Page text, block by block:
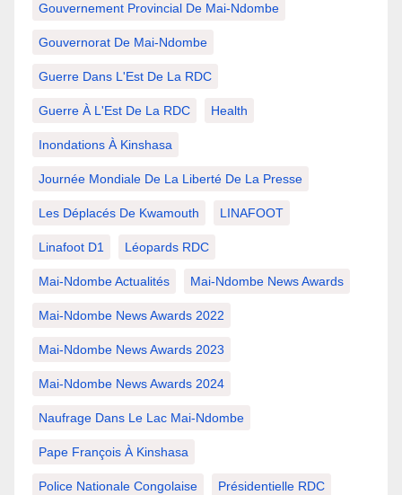
Gouvernement Provincial De Mai-Ndombe
Gouvernorat De Mai-Ndombe
Guerre Dans L'Est De La RDC
Guerre À L'Est De La RDC Health
Inondations À Kinshasa
Journée Mondiale De La Liberté De La Presse
Les Déplacés De Kwamouth LINAFOOT
Linafoot D1 Léopards RDC
Mai-Ndombe Actualités Mai-Ndombe News Awards
Mai-Ndombe News Awards 2022
Mai-Ndombe News Awards 2023
Mai-Ndombe News Awards 2024
Naufrage Dans Le Lac Mai-Ndombe
Pape François À Kinshasa
Police Nationale Congolaise Présidentielle RDC